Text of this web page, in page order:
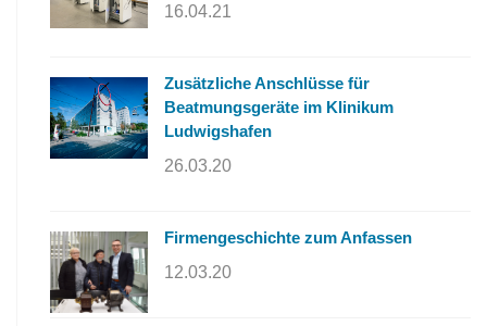
16.04.21
Zusätzliche Anschlüsse für
Beatmungsgeräte im Klinikum
Ludwigshafen
26.03.20
Firmengeschichte zum Anfassen
12.03.20